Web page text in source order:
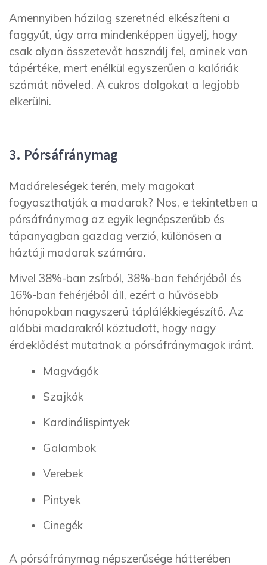
Amennyiben házilag szeretnéd elkészíteni a
faggyút, úgy arra mindenképpen ügyelj, hogy
csak olyan összetevőt használj fel, aminek van
tápértéke, mert enélkül egyszerűen a kalóriák
számát növeled. A cukros dolgokat a legjobb
elkerülni.
3. Pórsáfránymag
Madáreleségek terén, mely magokat
fogyaszthatják a madarak? Nos, e tekintetben a
pórsáfránymag az egyik legnépszerűbb és
tápanyagban gazdag verzió, különösen a
háztáji madarak számára.
Mivel 38%-ban zsírból, 38%-ban fehérjéből és
16%-ban fehérjéből áll, ezért a hűvösebb
hónapokban nagyszerű táplálékkiegészítő. Az
alábbi madarakról köztudott, hogy nagy
érdeklődést mutatnak a pórsáfránymagok iránt.
Magvágók
Szajkók
Kardinálispintyek
Galambok
Verebek
Pintyek
Cinegék
A pórsáfránymag népszerűsége hátterében